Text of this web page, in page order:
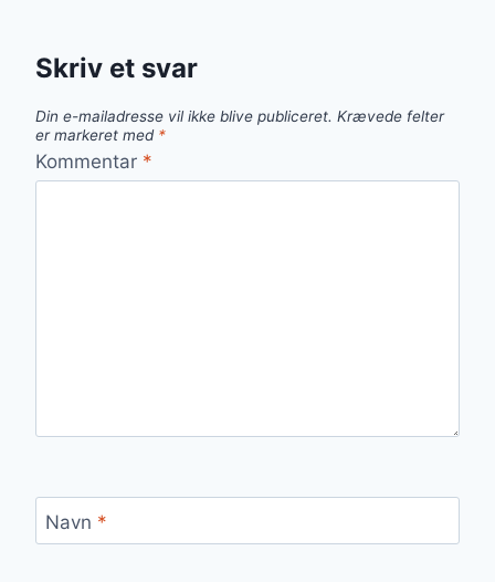
Skriv et svar
Din e-mailadresse vil ikke blive publiceret. Krævede felter
er markeret med *
Kommentar *
Navn *